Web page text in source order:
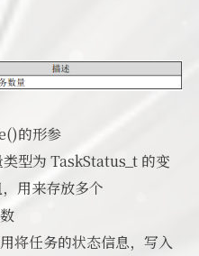
的形参
型为 TaskStatus_t 的变
用来存放多个
将任务的状态信息，写入